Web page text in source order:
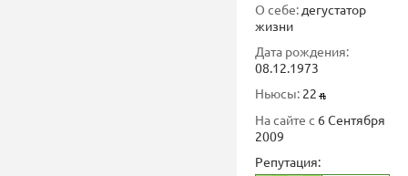
О себе: дегустатор
жизни
Дата рождения:
08.12.1973
Ньюсы: 22
На сайте с 6 Сентября
2009
Репутация: